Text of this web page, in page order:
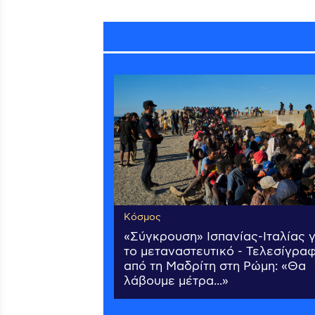
Κόσμος
«Σύγκρουση» Ισπανίας-Ιταλίας
το μεταναστευτικό -
από τη Μαδρίτη στη Ρώμη: «Θα
λάβουμε μέτρα...»